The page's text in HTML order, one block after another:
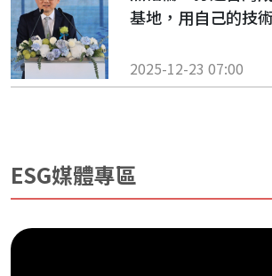
基地，用自己的技
2025-12-23 07:00
ESG媒體專區